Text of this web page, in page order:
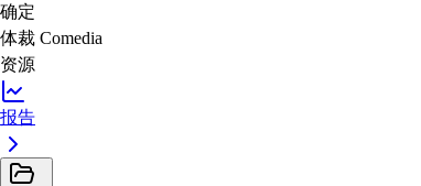
确定
体裁 Comedia
资源
报告